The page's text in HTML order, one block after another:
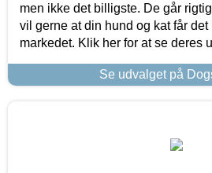
men ikke det billigste. De går
vil gerne at din hund og kat får det
markedet. Klik her for at se deres
Se udvalget på